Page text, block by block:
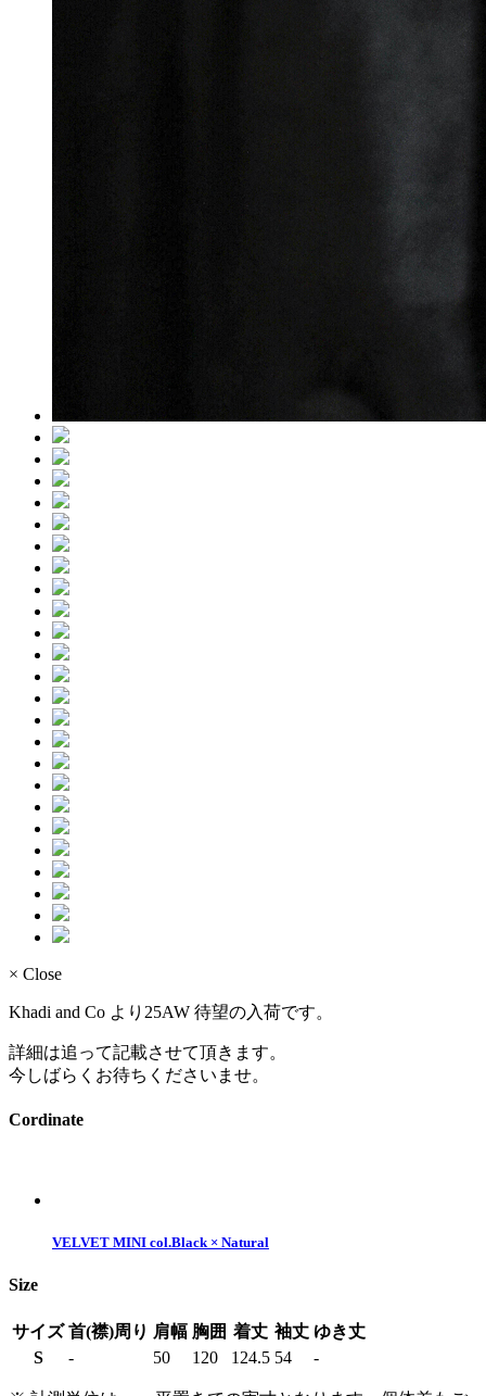
× Close
Khadi and Co より25AW 待望の入荷です。
詳細は追って記載させて頂きます。
今しばらくお待ちくださいませ。
Cordinate
VELVET MINI col.Black × Natural
Size
サイズ 首(襟)周り 肩幅 胸囲 着丈 袖丈 ゆき丈
S
- 50 120 124.5 54 -